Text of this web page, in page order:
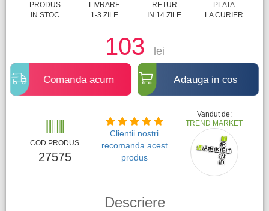
PRODUS
IN STOC
LIVRARE
1-3 ZILE
RETUR
IN 14 ZILE
PLATA
LA CURIER
103 lei
Comanda acum Adauga in cos
COD PRODUS
27575
Clientii nostri
recomanda acest
produs
Vandut de:
TREND MARKET
Descriere